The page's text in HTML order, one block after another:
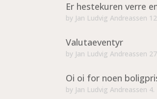
Er hestekuren verre
by Jan Ludvig Andreassen
Valutaeventyr
by Jan Ludvig Andreassen
Oi oi for noen
by Jan Ludvig Andreassen 4.